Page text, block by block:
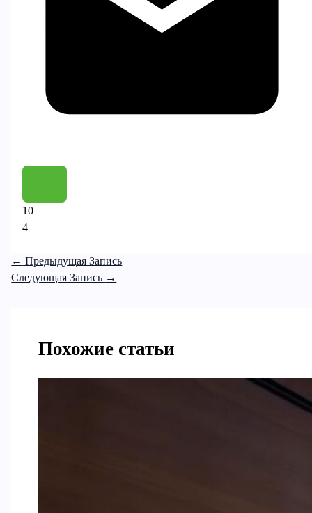
10
4
← Предыдущая Запись
Следующая Запись →
Похожие статьи